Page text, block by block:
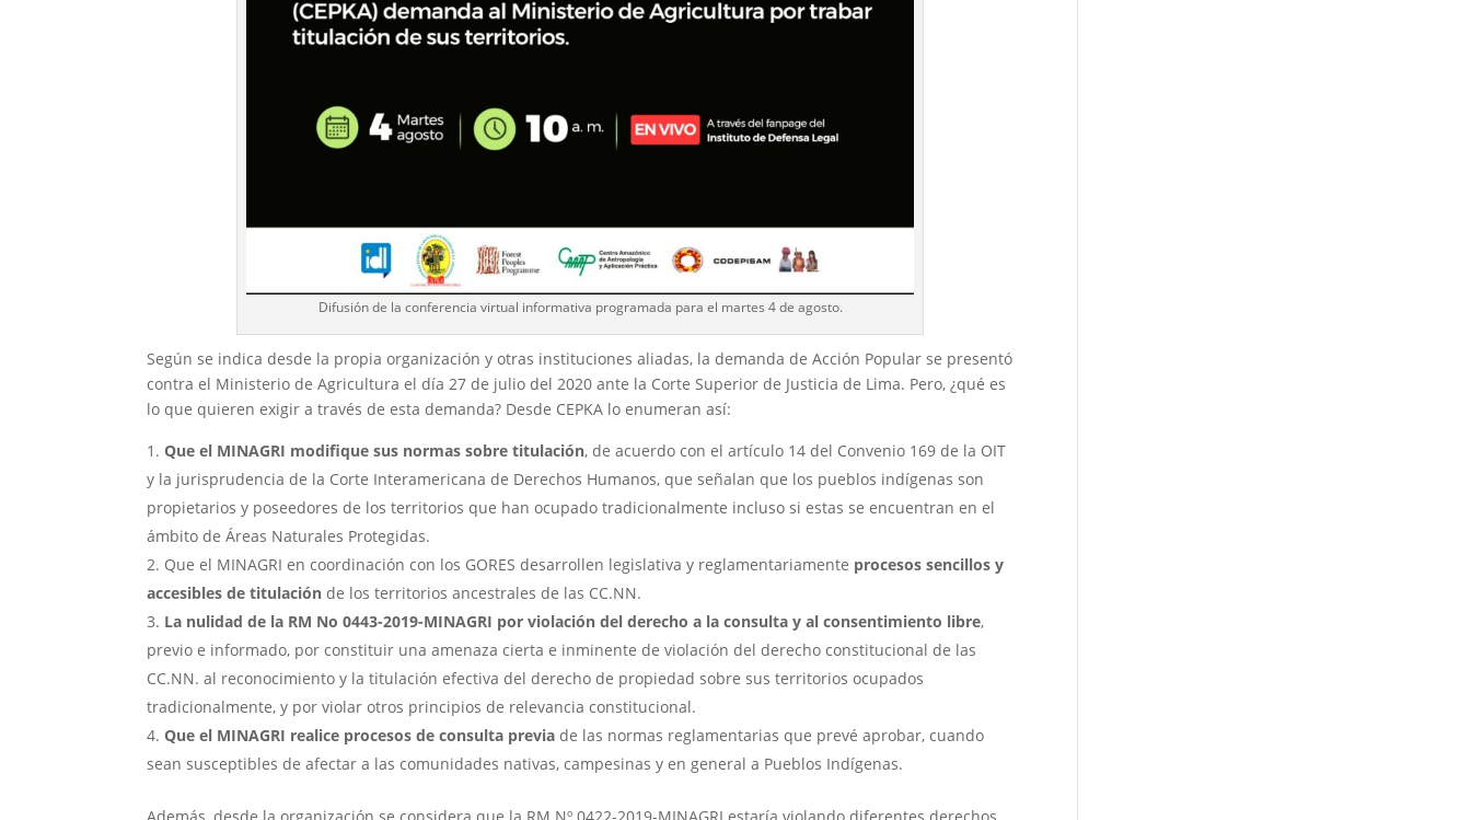
Difusión de la conferencia virtual informativa programada para el martes 4 de agosto.
Según se indica desde la propia organización y otras instituciones aliadas, la demanda de Acción Popular se presentó
contra el Ministerio de Agricultura el día 27 de julio del 2020 ante la Corte Superior de Justicia de Lima. Pero, ¿qué es
lo que quieren exigir a través de esta demanda? Desde CEPKA lo enumeran así:
Que el MINAGRI modifique sus normas sobre titulación, de acuerdo con el artículo 14 del Convenio 169 de la OIT
y la jurisprudencia de la Corte Interamericana de Derechos Humanos, que señalan que los pueblos indígenas son
propietarios y poseedores de los territorios que han ocupado tradicionalmente incluso si estas se encuentran en el
ámbito de Áreas Naturales Protegidas.
Que el MINAGRI en coordinación con los GORES desarrollen legislativa y reglamentariamente procesos sencillos y
accesibles de titulación de los territorios ancestrales de las CC.NN.
La nulidad de la RM No 0443-2019-MINAGRI por violación del derecho a la consulta y al consentimiento libre,
previo e informado, por constituir una amenaza cierta e inminente de violación del derecho constitucional de las
CC.NN. al reconocimiento y la titulación efectiva del derecho de propiedad sobre sus territorios ocupados
tradicionalmente, y por violar otros principios de relevancia constitucional.
Que el MINAGRI realice procesos de consulta previa de las normas reglamentarias que prevé aprobar, cuando
sean susceptibles de afectar a las comunidades nativas, campesinas y en general a Pueblos Indígenas.